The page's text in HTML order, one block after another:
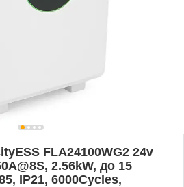
FLA24100WG2 24v
2.56kW, до 15
IP21, 6000Cycles,